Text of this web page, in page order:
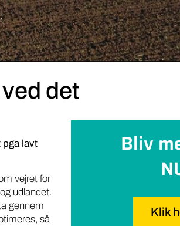
det
lavt
vejret for
udlandet.
gennem
så
Bliv
Klik